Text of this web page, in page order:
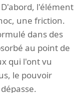
l'élément
une friction.
dans des
au point de
qui l'ont vu
le pouvoir